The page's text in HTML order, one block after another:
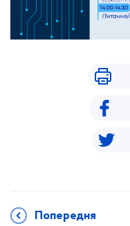
Попередня